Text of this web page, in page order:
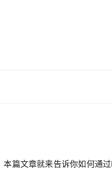
篇文章就来告诉你如何通